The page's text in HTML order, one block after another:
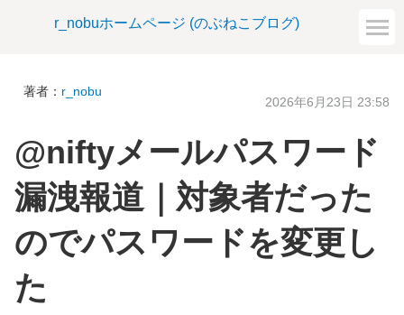
r_nobuホームページ (のぶねこブログ)
著者： r_nobu
2026年6月23日 23:58
@niftyメールパスワード
漏洩報道｜対象者だった
のでパスワードを変更し
た